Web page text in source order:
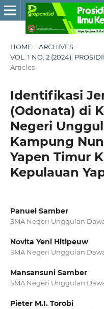
HOME / ARCHIVES /
VOL. 1 NO. 2 (2024):
Articles
Identifikasi
(Odonata) di
Negeri
Kampung
Yapen Timur
Kepulauan
Panuel Samber
SMA Negeri Unggulan
Novita Yeni Hitipeuw
SMA Negeri Unggulan
Mansansuni Samber
SMA Negeri Unggulan
Pieter M.I. Torobi